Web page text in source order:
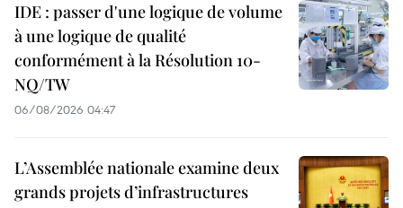
IDE : passer d'une logique de volume
à une logique de qualité
conformément à la Résolution 10-
NQ/TW
06/08/2026 04:47
L’Assemblée nationale examine deux
grands projets d’infrastructures